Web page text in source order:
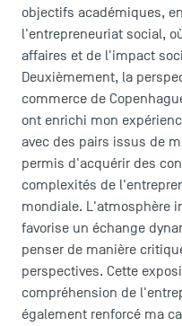
objectifs académiques,
l'entrepreneuriat social,
affaires et de l'impact
Deuxièmement, la
commerce de
ont enrichi mon
avec des pairs issus de
permis d'acquérir des
complexités de
mondiale. L'atmosphère
favorise un échange
penser de manière
perspectives. Cette
compréhension de
également renforcé ma